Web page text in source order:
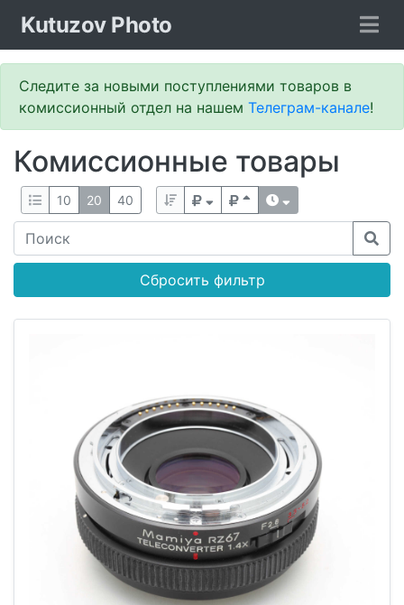
Kutuzov Photo
Следите за новыми поступлениями товаров в
комиссионный отдел на нашем Телеграм-канале!
Комиссионные товары
10 20 40
Сбросить фильтр